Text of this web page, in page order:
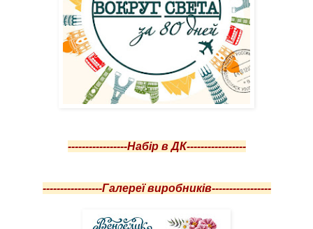
-----------------Набір в ДК-----------------
-----------------Галереї виробників-----------------